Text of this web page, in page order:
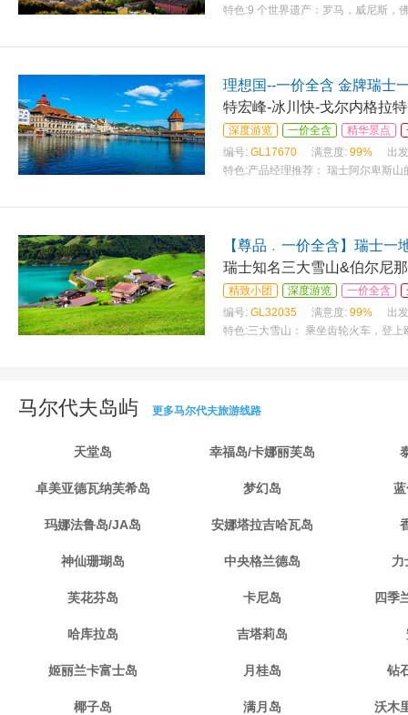
特色:9 个世界遗产：罗马，威尼斯，
理想国--一价全含 金牌瑞士
特宏峰-冰川快-戈尔内格拉
深度游览 一价全含 精华景点
编号: GL17670 满意度: 99%
出
特色:产品经理推荐： 瑞士阿尔卑斯
【尊品﹒一价全含】瑞士一
瑞士知名三大雪山&伯尔尼
精致小团 深度游览 一价全含
编号: GL32035 满意度: 99%
出
特色:三大雪山： 乘坐齿轮火车，登
马尔代夫岛屿 更多马尔代夫旅游线路
天堂岛 幸福岛/卡娜丽芙岛
卓美亚德瓦纳芙希岛 梦幻岛
玛娜法鲁岛/JA岛 安娜塔拉吉哈瓦岛
神仙珊瑚岛 中央格兰德岛 力
芙花芬岛 卡尼岛 四季
哈库拉岛 吉塔莉岛
姬丽兰卡富士岛 月桂岛 钻
椰子岛 满月岛 沃木